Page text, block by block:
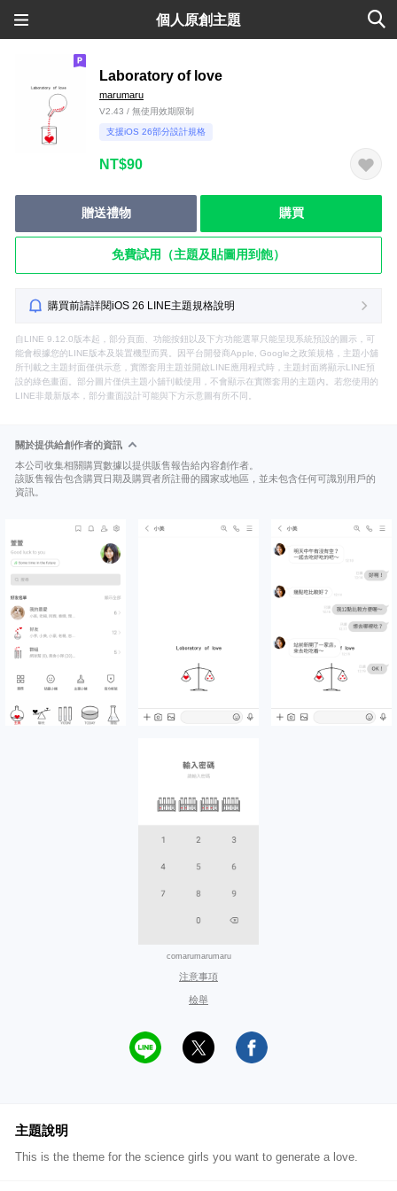
個人原創主題
Laboratory of love
marumaru
V2.43 / 無使用效期限制
支援iOS 26部分設計規格
NT$90
贈送禮物 購買
免費試用（主題及貼圖用到飽）
購買前請詳閱iOS 26 LINE主題規格說明
自LINE 9.12.0版本起，部分頁面、功能按鈕以及下方功能選單只能呈現系統預設的圖示，可
能會根據您的LINE版本及裝置機型而異。因平台開發商Apple, Google之政策規格，主題小舖
所刊載之主題封面僅供示意，實際套用主題並開啟LINE應用程式時，主題封面將顯示LINE預
設的綠色畫面。部分圖片僅供主題小舖刊載使用，不會顯示在實際套用的主題內。若您使用的
LINE非最新版本，部分畫面設計可能與下方示意圖有所不同。
關於提供給創作者的資訊
本公司收集相關購買數據以提供販售報告給內容創作者。
該販售報告包含購買日期及購買者所註冊的國家或地區，並未包含任何可識別用戶的
資訊。
comarumarumaru
注意事項
檢舉
主題說明
This is the theme for the science girls you want to generate a love.